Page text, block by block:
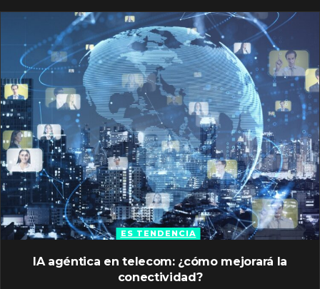
ES TENDENCIA
IA agéntica en telecom: ¿cómo mejorará la
conectividad?